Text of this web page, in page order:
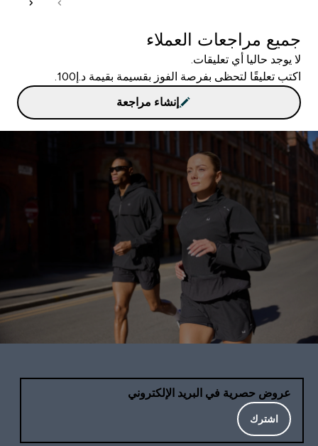
جميع مراجعات العملاء
لا يوجد حاليا أي تعليقات.
اكتب تعليقًا لتحظى بفرصة الفوز بقسيمة بقيمة د.إ100.
إنشاء مراجعة
عروض حصرية في البريد الإلكتروني
اشترك